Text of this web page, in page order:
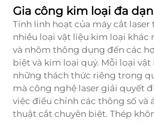
Gia công kim loại đa
Tính linh hoạt của máy cắt laser
nhiều loại vật liệu kim loại khác
và nhôm thông dụng đến các
biệt và kim loại quý. Mỗi loại vật
những thách thức riêng trong
mà công nghệ laser giải quyết
việc điều chỉnh các thông số và
thuật cắt chuyên biệt. Thép